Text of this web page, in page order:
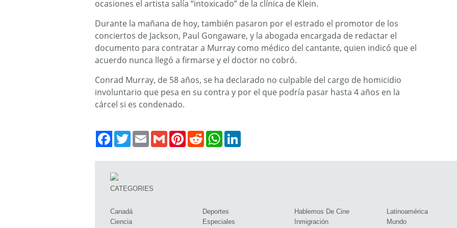
ocasiones el artista salía “intoxicado” de la clínica de Klein.
Durante la mañana de hoy, también pasaron por el estrado el promotor de los
conciertos de Jackson, Paul Gongaware, y la abogada encargada de redactar el
documento para contratar a Murray como médico del cantante, quien indicó que el
acuerdo nunca llegó a firmarse y el doctor no cobró.
Conrad Murray, de 58 años, se ha declarado no culpable del cargo de homicidio
involuntario que pesa en su contra y por el que podría pasar hasta 4 años en la
cárcel si es condenado.
TwitterEmail Gmail PinterestRedditWhatsApp
CATEGORIES
Canadá
Ciencia
Deportes
Especiales
Hablemos De Cine
Inmigración
Latinoamérica
Mundo